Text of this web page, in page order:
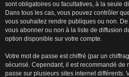
sont obligatoires ou facultatives, à la seule
Dans tous les cas, vous pouvez contrôler
vous souhaitez rendre publiques ou non.
vous abonner ou non à la liste de diffusion
option disponible sur votre compte.
Votre mot de passe est chiffré (par un
sécurisé. Cependant, il est recommandé de
passe sur plusieurs sites internet différents.